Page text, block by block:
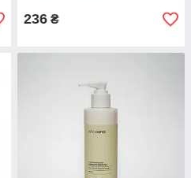
236 ₴